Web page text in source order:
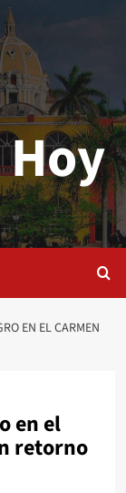
EN EL CARMEN
en el
retorno